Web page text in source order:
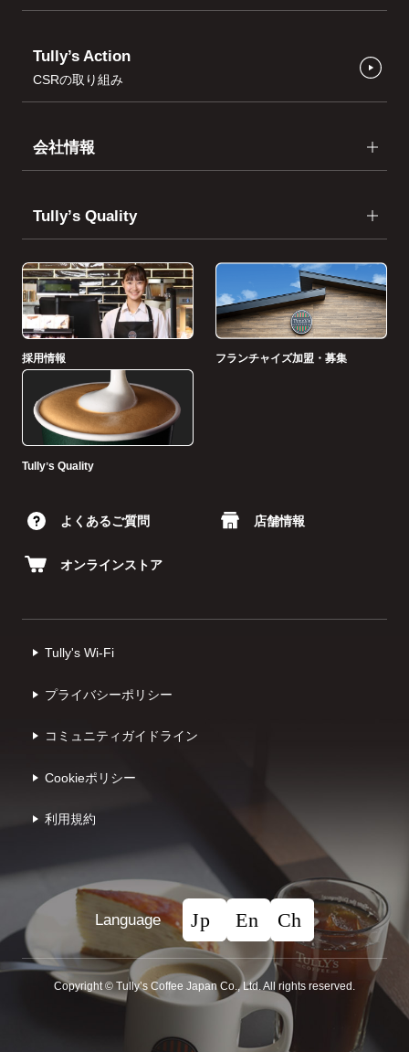
Tully’s Action
CSRの取り組み
会社情報
Tullyʼs Quality
採用情報 フランチャイズ加盟・募集
Tullyʼs Quality
よくあるご質問 店舗情報
オンラインストア
Tully's Wi-Fi
プライバシーポリシー
コミュニティガイドライン
Cookieポリシー
利⽤規約
Language
Copyright © Tullyʼs Coffee Japan Co., Ltd. All rights reserved.